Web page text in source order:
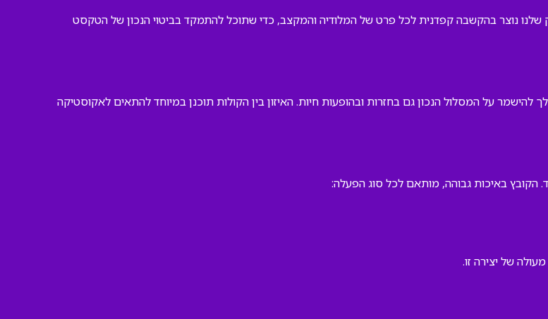
שלנו נוצר בהקשבה קפדנית לכל פרט של המלודיה והמקצב, כדי שתוכל להתמקד בביטוי הנכון של הטקסט
על המסלול הנכון גם בחזרות ובהופעות חיות. האיזון בין הקולות תוכנן במיוחד להתאים לאקוסטיקה
הקובץ באיכות גבוהה, מותאם לכל סוג הפעלה:
של יצירה זו.